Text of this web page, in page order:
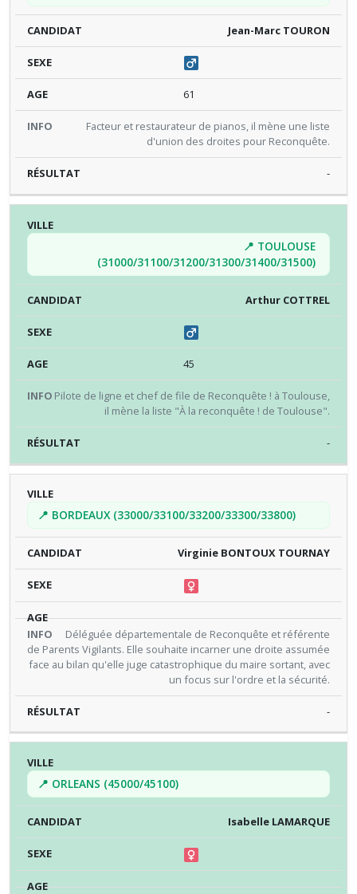
Jean-Marc TOURON
61
Facteur et restaurateur de pianos, il mène une liste
d'union des droites pour Reconquête.
-
📍 TOULOUSE
(31000/31100/31200/31300/31400/31500)
Arthur COTTREL
45
Pilote de ligne et chef de file de Reconquête ! à Toulouse,
il mène la liste "À la reconquête ! de Toulouse".
-
📍 BORDEAUX (33000/33100/33200/33300/33800)
Virginie BONTOUX TOURNAY
Déléguée départementale de Reconquête et référente
de Parents Vigilants. Elle souhaite incarner une droite assumée
face au bilan qu'elle juge catastrophique du maire sortant, avec
un focus sur l'ordre et la sécurité.
-
📍 ORLEANS (45000/45100)
Isabelle LAMARQUE